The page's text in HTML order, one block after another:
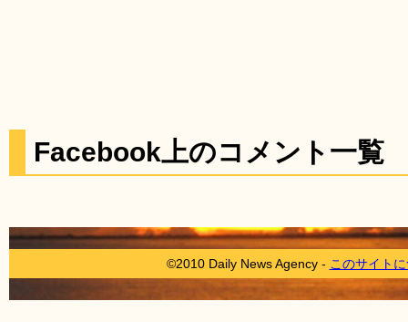
Facebook上のコメント一覧
©2010 Daily News Agency - このサイト